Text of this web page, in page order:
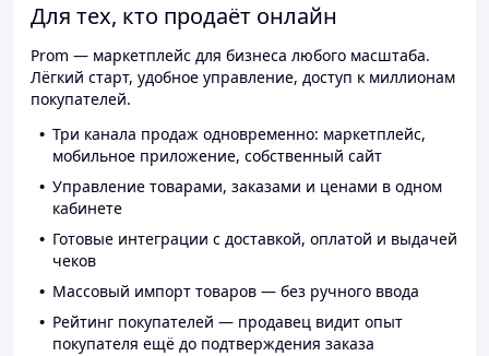
Для тех, кто продаёт онлайн
Prom — маркетплейс для бизнеса любого масштаба.
Лёгкий старт, удобное управление, доступ к миллионам
покупателей.
Три канала продаж одновременно: маркетплейс,
мобильное приложение, собственный сайт
Управление товарами, заказами и ценами в одном
кабинете
Готовые интеграции с доставкой, оплатой и выдачей
чеков
Массовый импорт товаров — без ручного ввода
Рейтинг покупателей — продавец видит опыт
покупателя ещё до подтверждения заказа